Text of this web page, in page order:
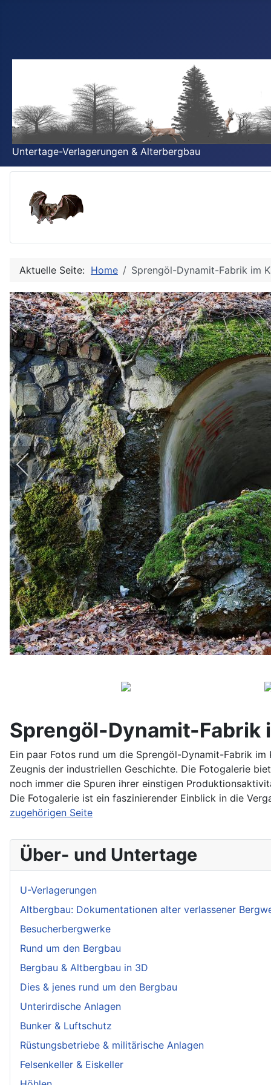
Untertage-Verlagerungen & Alterbergbau
Aktuelle Seite: Home Sprengöl-Dynamit-Fabrik im
Sprengöl-Dynamit-Fabrik
Ein paar Fotos rund um die Sprengöl-Dynamit-Fabrik
Zeugnis der industriellen Geschichte. Die Fotogalerie
noch immer die Spuren ihrer einstigen
Die Fotogalerie ist ein faszinierender Einblick in die
zugehörigen Seite
Über- und Untertage
U-Verlagerungen
Altbergbau: Dokumentationen alter verlassener
Besucherbergwerke
Rund um den Bergbau
Bergbau & Altbergbau in 3D
Dies & jenes rund um den Bergbau
Unterirdische Anlagen
Bunker & Luftschutz
Rüstungsbetriebe & militärische Anlagen
Felsenkeller & Eiskeller